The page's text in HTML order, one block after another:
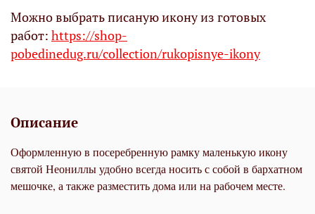
Можно выбрать писаную икону из готовых
работ: https://shop-
pobedinedug.ru/collection/rukopisnye-ikony
Описание
Оформленную в посеребренную рамку маленькую икону
святой Неониллы удобно всегда носить с собой в бархатном
мешочке, а также разместить дома или на рабочем месте.